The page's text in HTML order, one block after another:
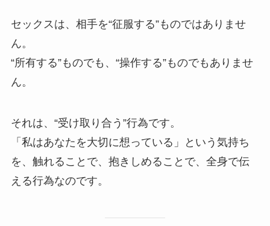
セックスは、相手を“征服する”ものではありませ
ん。
“所有する”ものでも、“操作する”ものでもありませ
ん。
それは、“受け取り合う”行為です。
「私はあなたを大切に想っている」という気持ち
を、触れることで、抱きしめることで、全身で伝
える行為なのです。